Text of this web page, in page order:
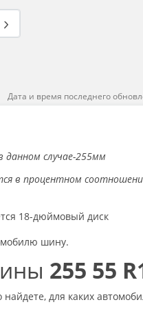
Дата и время последнего
случае-255мм
в процентном
18-дюймовый диск
шину.
255 55
для каких